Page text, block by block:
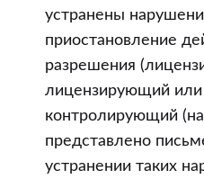
устранены
приостановление
разрешения
лицензирующий или
контролирующий
представлено
устранении таких